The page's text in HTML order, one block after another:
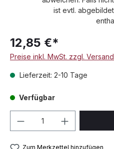
ist evtl.
12,85 €*
Preise inkl. MwSt. zzgl.
Lieferzeit: 2-10 Tage
Verfügbar
Produkt Anzahl:
Zum Merkzettel hinzufügen